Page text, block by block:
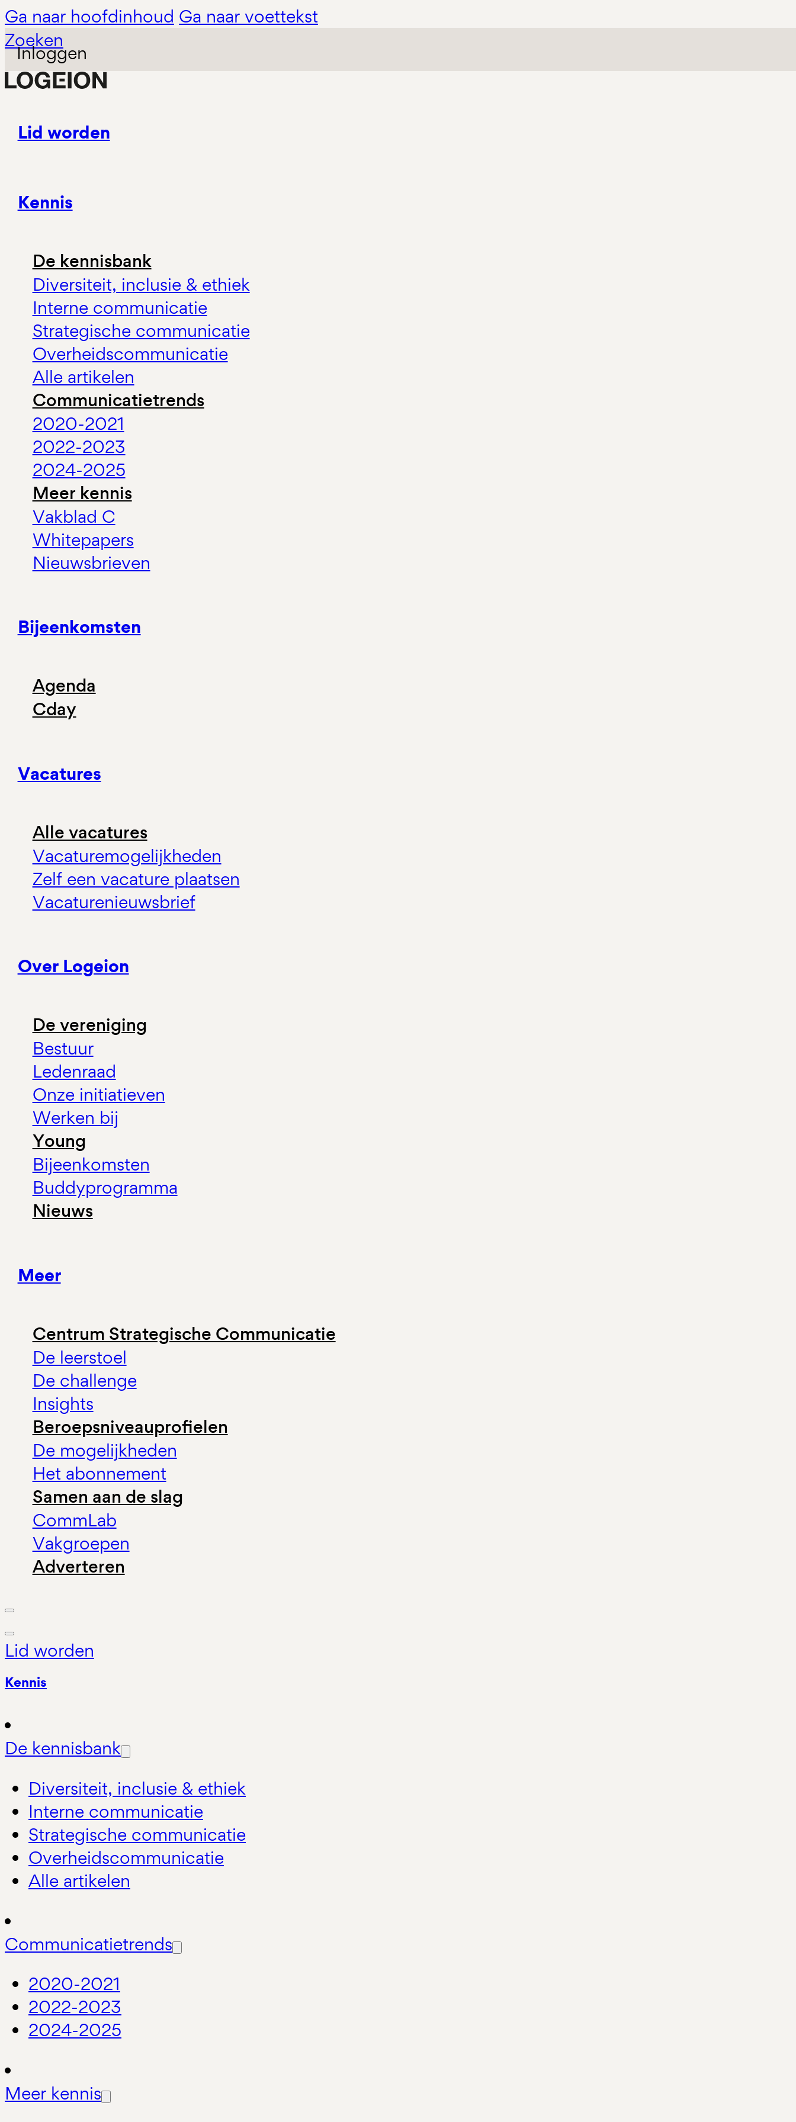
Ga naar hoofdinhoud Ga naar voettekst
Zoeken
Inloggen
Lid worden
Kennis
De kennisbank
Diversiteit, inclusie & ethiek
Interne communicatie
Strategische communicatie
Overheidscommunicatie
Alle artikelen
Communicatietrends
2020-2021
2022-2023
2024-2025
Meer kennis
Vakblad C
Whitepapers
Nieuwsbrieven
Bijeenkomsten
Agenda
Cday
Vacatures
Alle vacatures
Vacaturemogelijkheden
Zelf een vacature plaatsen
Vacaturenieuwsbrief
Over Logeion
De vereniging
Bestuur
Ledenraad
Onze initiatieven
Werken bij
Young
Bijeenkomsten
Buddyprogramma
Nieuws
Meer
Centrum Strategische Communicatie
De leerstoel
De challenge
Insights
Beroepsniveauprofielen
De mogelijkheden
Het abonnement
Samen aan de slag
CommLab
Vakgroepen
Adverteren
Lid worden
Kennis
De kennisbank
Diversiteit, inclusie & ethiek
Interne communicatie
Strategische communicatie
Overheidscommunicatie
Alle artikelen
Communicatietrends
2020-2021
2022-2023
2024-2025
Meer kennis